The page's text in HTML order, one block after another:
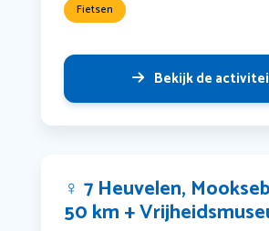
Fietsen
Bekijk de
‍♀️ 7 Heuvelen,
50 km +